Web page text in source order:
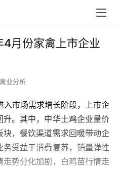
4月份家禽上市企业
禽业分析
市场需求增长阶段，上市企
。其中，中华土鸡企业量价
，餐饮渠道需求回暖带动企
受益于消费复苏，销量弹性
势分化加剧，白鸡苗行情走